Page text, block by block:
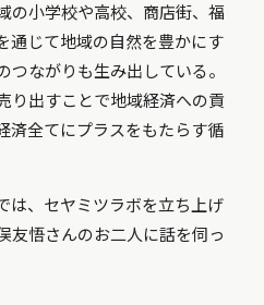
の小学校や高校、商店街、福
通じて地域の自然を豊かにす
ながりも生み出している。
り出すことで地域経済への貢
済全てにプラスをもたらす循
は、セヤミツラボを立ち上げ
友悟さんのお二人に話を伺っ